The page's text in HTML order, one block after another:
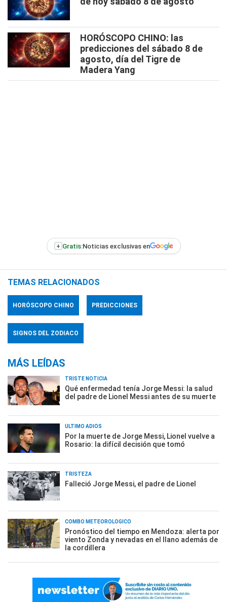
HORÓSCOPO CHINO: las
predicciones del sábado 8 de
agosto, día del Tigre de
Madera Yang
+ Gratis:Noticias exclusivas en
TEMAS RELACIONADOS
HORÓSCOPO CHINO PREDICCIONES
SIGNOS DEL ZODIACO
MÁS LEÍDAS
TRISTE NOTICIA
Qué enfermedad tenía Jorge Messi: la salud
del padre de Lionel Messi antes de su muerte
ÚLTIMO ADIÓS
Por la muerte de Jorge Messi, Lionel vuelve a
Rosario: la difícil decisión que tomó
TRISTEZA
Falleció Jorge Messi, el padre de Lionel
COMBO METEOROLÓGICO
Pronóstico del tiempo en Mendoza: alerta por
viento Zonda y nevadas en el llano además de
la cordillera